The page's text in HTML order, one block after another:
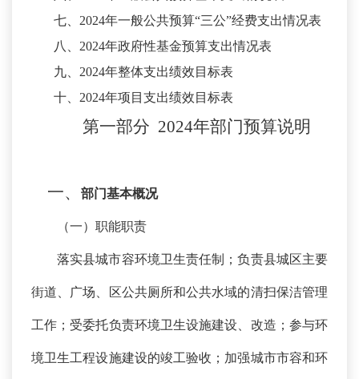
七、 2024年一般公共预算“三公”经费支出情况表
八、 2024年政府性基金预算支出情况表
九、 2024年整体支出绩效目标表
十、 2024年项目支出绩效目标表
第一部分 2024年部门预算说明
一、 部门基本概况
（一）职能职责
落实县城市容环境卫生责任制；负责县城区主要
街道、广场、区公共厕所和公共水域的清扫保洁管理
工作；受委托负责环境卫生设施建设、改造；参与环
境卫生工程设施建设的竣工验收；加强城市市容和环